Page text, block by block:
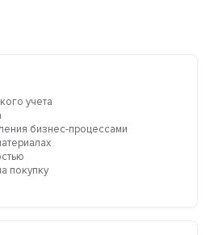
учета
бизнес-процессами
покупку